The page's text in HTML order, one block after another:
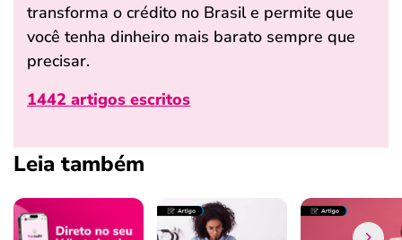
transforma o crédito no Brasil e permite que
você tenha dinheiro mais barato sempre que
precisar.
1442 artigos escritos
Leia também